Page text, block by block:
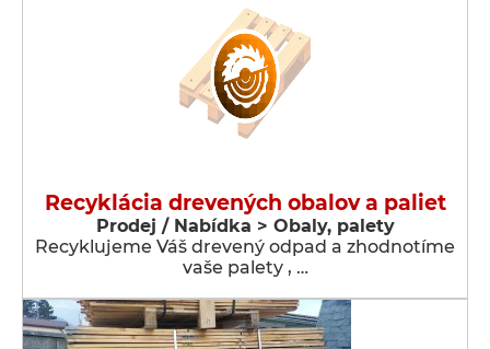
Recyklácia drevených obalov a paliet
Prodej / Nabídka > Obaly, palety
Recyklujeme Váš drevený odpad a zhodnotíme
vaše palety , …